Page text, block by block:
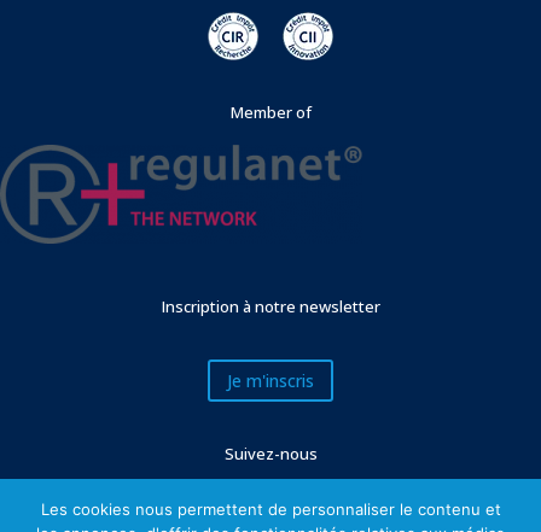
Member of
Inscription à notre newsletter
Je m'inscris
Suivez-nous
Les cookies nous permettent de personnaliser le contenu et